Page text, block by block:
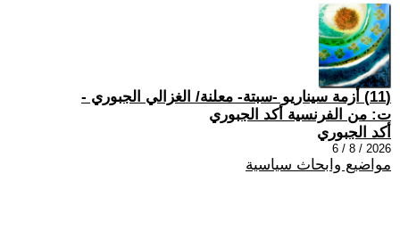
(11) أزمة سيناريو -سبتة- معلنة/ الغزالي الجبوري -
ت: من الفرنسية أكد الجبوري
أكد الجبوري
2026 / 8 / 6
مواضيع وابحاث سياسية